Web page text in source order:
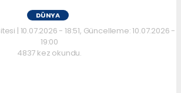
DÜNYA
| 10.07.2026 - 18:51, Güncelleme: 10.07.2026 -
19:00
4837 kez okundu.